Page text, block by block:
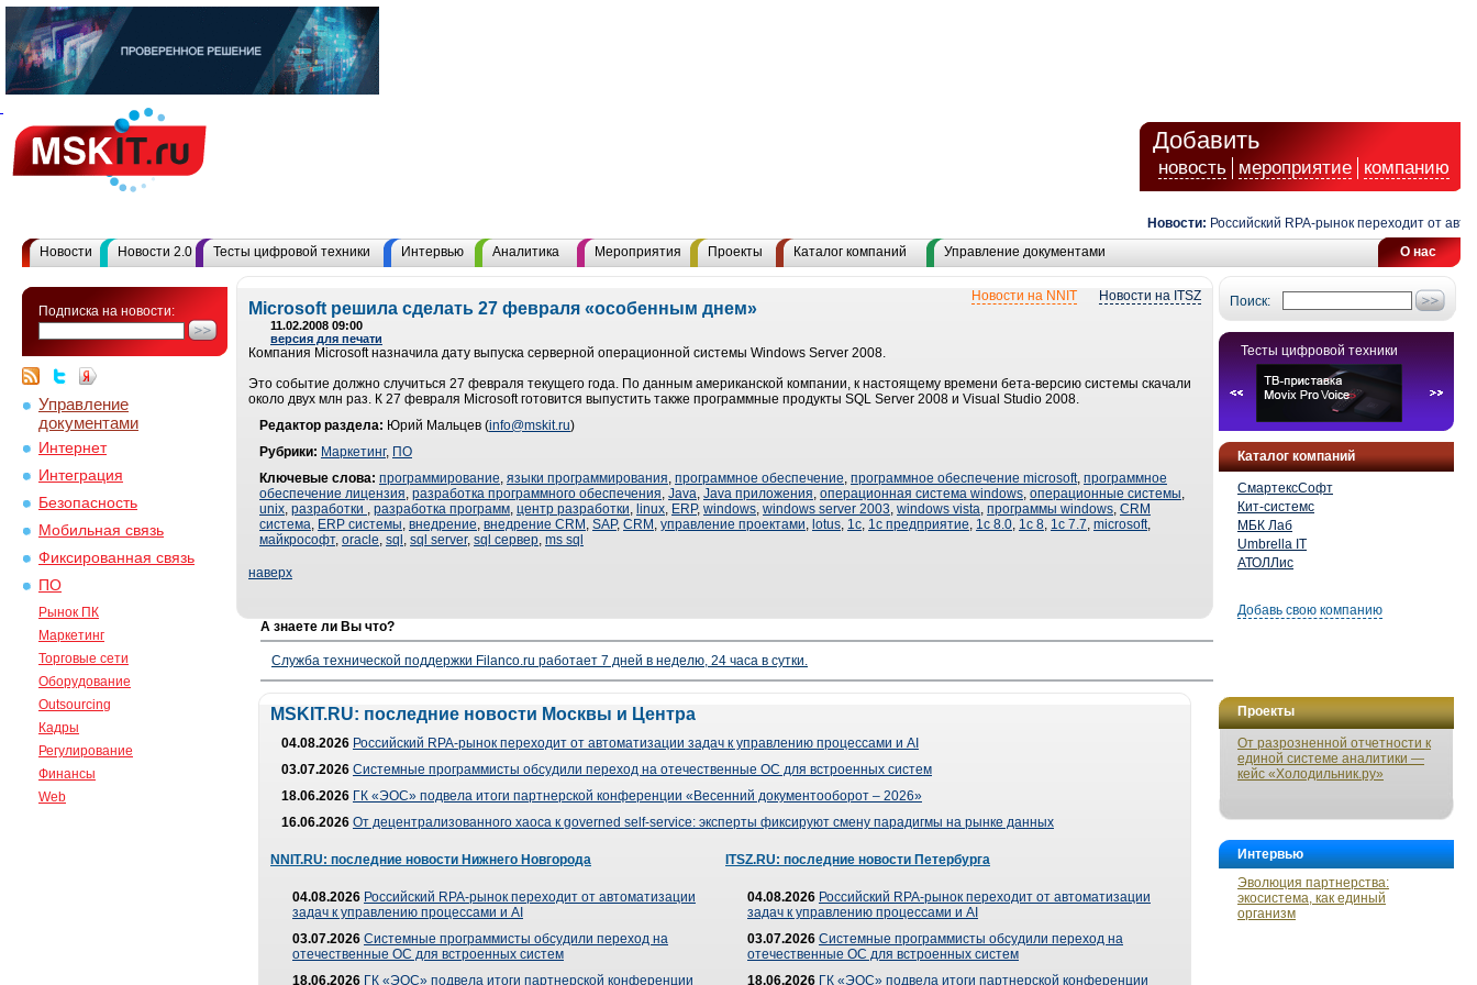
Добавить
новость мероприятие компанию
Новости: Российский RPA-рынок переходит от
О нас
Новости Новости 2.0 Тесты цифровой техники Интервью Аналитика Мероприятия Проекты Каталог компаний Управление документами
Подписка на новости:
Управление
документами
Интернет
Интеграция
Безопасность
Мобильная связь
Фиксированная связь
ПО
Рынок ПК
Маркетинг
Торговые сети
Оборудование
Outsourcing
Кадры
Регулирование
Финансы
Web
Поиск:
Тесты цифровой техники
Каталог компаний
СмартексСофт
Кит-системс
МБК Лаб
Umbrella IT
АТОЛЛис
Добавь свою компанию
Проекты
От разрозненной отчетности к
единой системе аналитики —
кейс «Холодильник.ру»
Интервью
Эволюция партнерства:
экосистема, как единый
организм
Новости на ITSZ
Новости на NNIT
Microsoft решила сделать 27 февраля «особенным днем»
11.02.2008 09:00
версия для печати
Компания Microsoft назначила дату выпуска серверной операционной системы Windows Server 2008.
Это событие должно случиться 27 февраля текущего года. По данным американской компании, к настоящему времени бета-версию системы скачали
около двух млн раз. К 27 февраля Microsoft готовится выпустить также программные продукты SQL Server 2008 и Visual Studio 2008.
Редактор раздела: Юрий Мальцев (info@mskit.ru)
Рубрики: Маркетинг, ПО
Ключевые слова: программирование, языки программирования, программное обеспечение, программное обеспечение microsoft, программное
обеспечение лицензия, разработка программного обеспечения, Java, Java приложения, операционная система windows, операционные системы,
unix, разработки , разработка программ, центр разработки, linux, ERP, windows, windows server 2003, windows vista, программы windows, CRM
система, ERP системы, внедрение, внедрение CRM , SAP, CRM , управление проектами, lotus, 1с, 1с предприятие, 1с 8.0, 1с 8, 1с 7.7, microsoft,
майкрософт, oracle, sql , sql server, sql сервер, ms sql
наверх
А знаете ли Вы что?
Служба технической поддержки Filanco.ru работает 7 дней в неделю, 24 часа в сутки.
MSKIT.RU: последние новости Москвы и Центра
04.08.2026 Российский RPA-рынок переходит от автоматизации задач к управлению процессами и AI
03.07.2026 Системные программисты обсудили переход на отечественные ОС для встроенных систем
18.06.2026 ГК «ЭОС» подвела итоги партнерской конференции «Весенний документооборот – 2026»
16.06.2026 От децентрализованного хаоса к governed self-service: эксперты фиксируют смену парадигмы на рынке данных
NNIT.RU: последние новости Нижнего Новгорода
04.08.2026 Российский RPA-рынок переходит от автоматизации
задач к управлению процессами и AI
03.07.2026 Системные программисты обсудили переход на
отечественные ОС для встроенных систем
18.06.2026 ГК «ЭОС» подвела итоги партнерской конференции
ITSZ.RU: последние новости Петербурга
04.08.2026 Российский RPA-рынок переходит от автоматизации
задач к управлению процессами и AI
03.07.2026 Системные программисты обсудили переход на
отечественные ОС для встроенных систем
18.06.2026 ГК «ЭОС» подвела итоги партнерской конференции